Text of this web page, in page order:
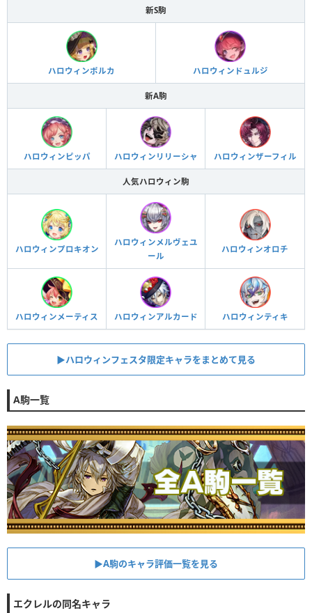
新S駒
ハロウィンポルカ ハロウィンドュルジ
新A駒
ハロウィンピッパ ハロウィンリリーシャ ハロウィンザーフィル
人気ハロウィン駒
ハロウィンプロキオン
ハロウィンメルヴェユ
ール
ハロウィンオロチ
ハロウィンメーティス ハロウィンアルカード ハロウィンティキ
▶︎ハロウィンフェスタ限定キャラをまとめて見る
A駒一覧
▶︎A駒のキャラ評価一覧を見る
エクレルの同名キャラ